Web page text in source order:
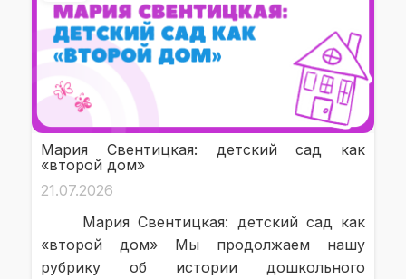
Мария Свентицкая: детский сад как
«второй дом»
21.07.2026
Мария Свентицкая: детский сад как
«второй дом» Мы продолжаем нашу
рубрику об истории дошкольного